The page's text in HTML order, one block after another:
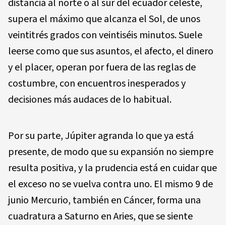
distancia al norte o al sur del ecuador celeste,
supera el máximo que alcanza el Sol, de unos
veintitrés grados con veintiséis minutos. Suele
leerse como que sus asuntos, el afecto, el dinero
y el placer, operan por fuera de las reglas de
costumbre, con encuentros inesperados y
decisiones más audaces de lo habitual.
Por su parte, Júpiter agranda lo que ya está
presente, de modo que su expansión no siempre
resulta positiva, y la prudencia está en cuidar que
el exceso no se vuelva contra uno. El mismo 9 de
junio Mercurio, también en Cáncer, forma una
cuadratura a Saturno en Aries, que se siente